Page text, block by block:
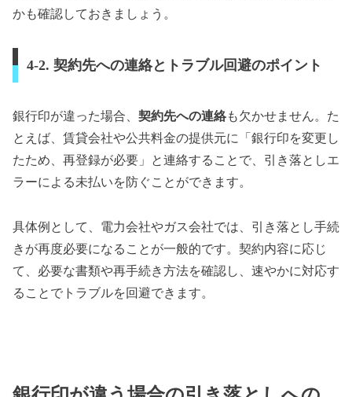
かも確認しておきましょう。
4-2. 契約先への連絡とトラブル回避のポイント
銀行印が違った場合、 契約先への連絡も欠かせません。た
とえば、賃貸会社や公共料金の提供元に「銀行印を変更し
たため、再登録が必要」と連絡することで、引き落としエ
ラーによる未払いを防ぐことができます。
具体例として、電力会社やガス会社では、引き落とし手続
きが再度必要になることが一般的です。契約内容に応じ
て、必要な書類や再手続き方法を確認し、速やかに対応す
ることでトラブルを回避できます。